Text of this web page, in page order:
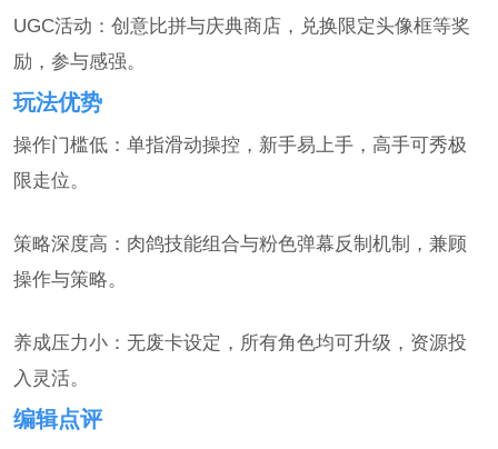
UGC活动：创意比拼与庆典商店，兑换限定头像框等奖
励，参与感强。
玩法优势
操作门槛低：单指滑动操控，新手易上手，高手可秀极
限走位。
策略深度高：肉鸽技能组合与粉色弹幕反制机制，兼顾
操作与策略。
养成压力小：无废卡设定，所有角色均可升级，资源投
入灵活。
编辑点评